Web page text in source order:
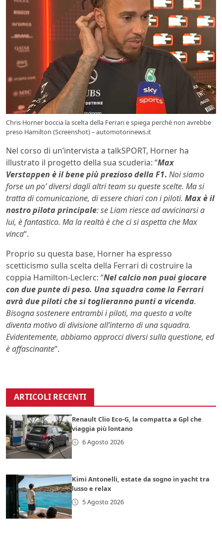
Chris Horner boccia la scelta della Ferrari e spiega perché non avrebbe
preso Hamilton (Screenshot) – automotorinews.it
Nel corso di un’intervista a talkSPORT, Horner ha
illustrato il progetto della sua scuderia: “Max
Verstappen è il bene più prezioso della F1. Noi siamo
forse un po’ diversi dagli altri team su queste scelte. Ma si
tratta di comunicazione, di essere chiari con i piloti. Max è il
nostro pilota principale: se Liam riesce ad avvicinarsi a
lui, è fantastico. Ma la realtà è che ci si aspetta che Max
vinca“.
Proprio su questa base, Horner ha espresso
scetticismo sulla scelta della Ferrari di costruire la
coppia Hamilton-Leclerc: “Nel calcio non puoi giocare
con due punte di peso. Una squadra come la Ferrari
avrà due piloti che si toglieranno punti a vicenda.
Bisogna sostenere entrambi i piloti, ma questo a volte
diventa motivo di divisione all’interno di una squadra.
Evidentemente, abbiamo approcci diversi sulla questione, ed
è affascinante“.
ARTICOLI RECENTI
Renault Clio Eco-G, la compatta a Gpl che
viaggia più lontano
6 Agosto 2026
Kimi Antonelli, estate da sogno in yacht tra
lusso e relax
5 Agosto 2026